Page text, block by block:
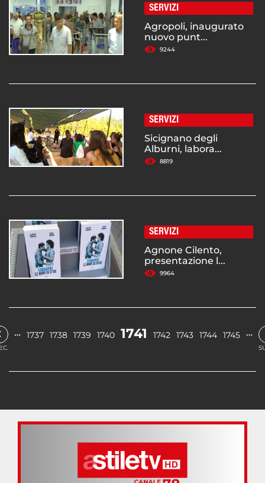
SERVIZI
Agropoli, inaugurato
nuovo punt...
9244
SERVIZI
Sicignano degli
Alburni, labora...
8819
SERVIZI
Agnone Cilento,
presentazione l...
9964
… 1737 1738 1739 1740 1741 1742 1743 1744 1745 …